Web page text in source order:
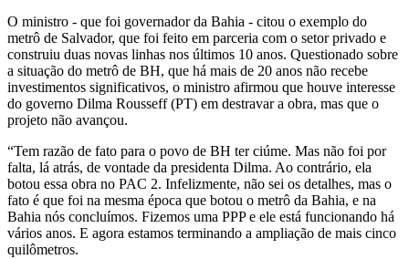
O ministro - que foi governador da Bahia - citou o exemplo do
metrô de Salvador, que foi feito em parceria com o setor privado e
construiu duas novas linhas nos últimos 10 anos. Questionado sobre
a situação do metrô de BH, que há mais de 20 anos não recebe
investimentos significativos, o ministro afirmou que houve interesse
do governo Dilma Rousseff (PT) em destravar a obra, mas que o
projeto não avançou.
“Tem razão de fato para o povo de BH ter ciúme. Mas não foi por
falta, lá atrás, de vontade da presidenta Dilma. Ao contrário, ela
botou essa obra no PAC 2. Infelizmente, não sei os detalhes, mas o
fato é que foi na mesma época que botou o metrô da Bahia, e na
Bahia nós concluímos. Fizemos uma PPP e ele está funcionando há
vários anos. E agora estamos terminando a ampliação de mais cinco
quilômetros.